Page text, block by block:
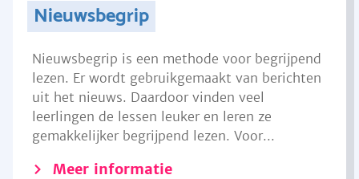
Nieuwsbegrip
Nieuwsbegrip is een methode voor begrijpend
lezen. Er wordt gebruikgemaakt van berichten
uit het nieuws. Daardoor vinden veel
leerlingen de lessen leuker en leren ze
gemakkelijker begrijpend lezen. Voor...
Meer informatie